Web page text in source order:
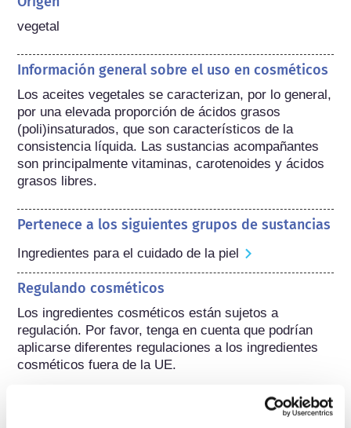
vegetal
Información general sobre el uso en cosméticos
Los aceites vegetales se caracterizan, por lo general,
por una elevada proporción de ácidos grasos
(poli)insaturados, que son característicos de la
consistencia líquida. Las sustancias acompañantes
son principalmente vitaminas, carotenoides y ácidos
grasos libres.
Pertenece a los siguientes grupos de sustancias
Ingredientes para el cuidado de la piel
Regulando cosméticos
Los ingredientes cosméticos están sujetos a
regulación. Por favor, tenga en cuenta que podrían
aplicarse diferentes regulaciones a los ingredientes
cosméticos fuera de la UE.